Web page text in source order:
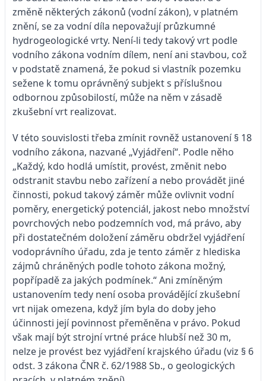
změně některých zákonů (vodní zákon), v platném
znění, se za vodní díla nepovažují průzkumné
hydrogeologické vrty. Není-li tedy takový vrt podle
vodního zákona vodním dílem, není ani stavbou, což
v podstatě znamená, že pokud si vlastník pozemku
sežene k tomu oprávněný subjekt s příslušnou
odbornou způsobilostí, může na něm v zásadě
zkušební vrt realizovat.
V této souvislosti třeba zmínit rovněž ustanovení § 18
vodního zákona, nazvané „Vyjádření“. Podle něho
„Každý, kdo hodlá umístit, provést, změnit nebo
odstranit stavbu nebo zařízení a nebo provádět jiné
činnosti, pokud takový záměr může ovlivnit vodní
poměry, energetický potenciál, jakost nebo množství
povrchových nebo podzemních vod, má právo, aby
při dostatečném doložení záměru obdržel vyjádření
vodoprávního úřadu, zda je tento záměr z hlediska
zájmů chráněných podle tohoto zákona možný,
popřípadě za jakých podmínek.“ Ani zmíněným
ustanovením tedy není osoba provádějící zkušební
vrt nijak omezena, když jím byla do doby jeho
účinnosti její povinnost přeměněna v právo. Pokud
však mají být strojní vrtné práce hlubší než 30 m,
nelze je provést bez vyjádření krajského úřadu (viz § 6
odst. 3 zákona ČNR č. 62/1988 Sb., o geologických